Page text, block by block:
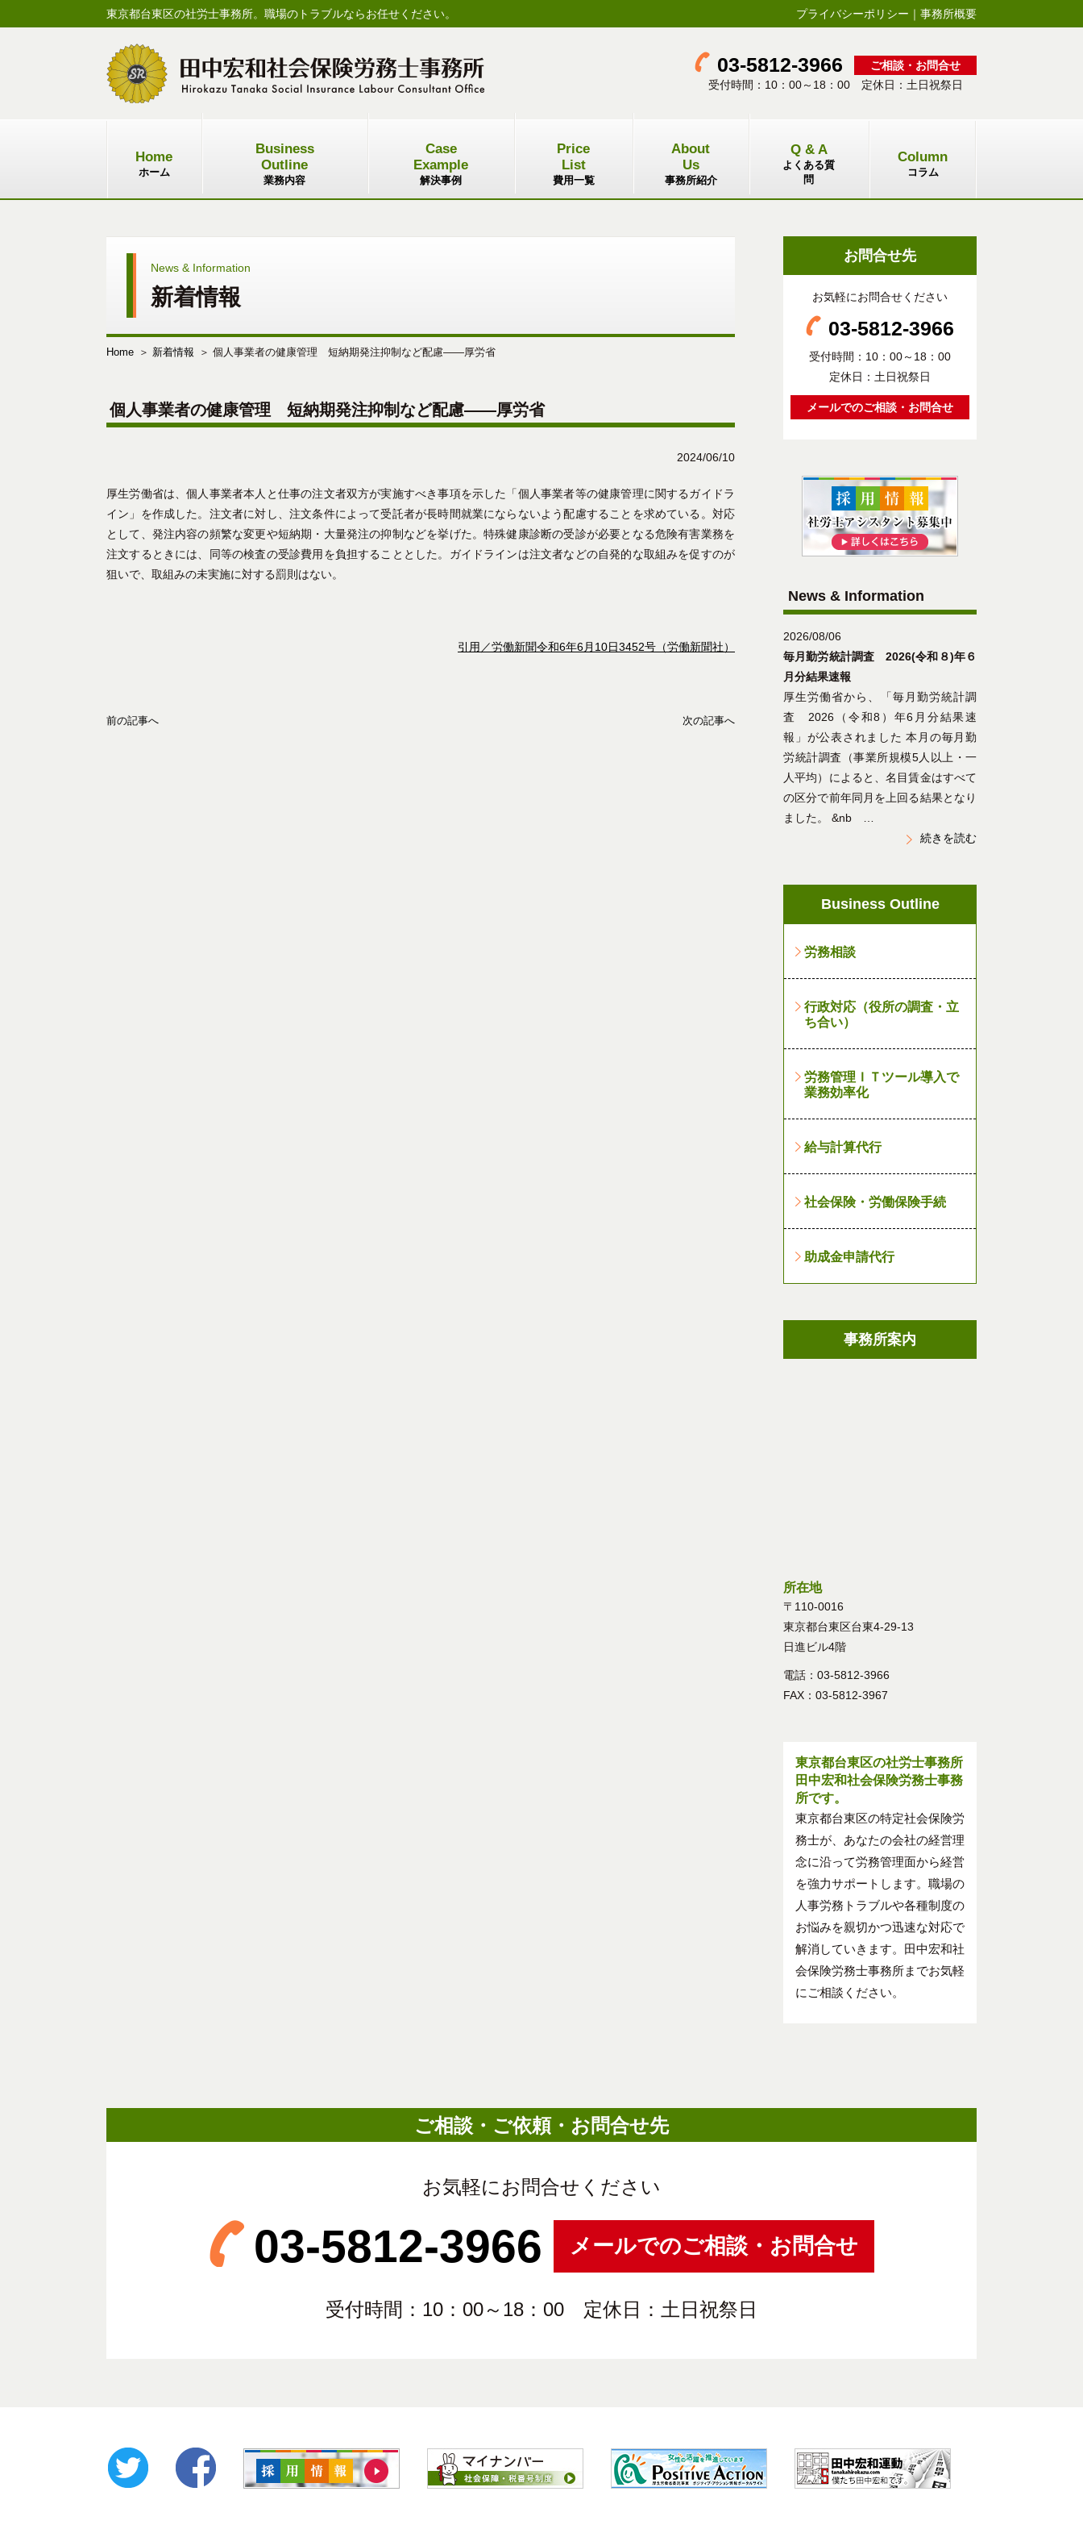
東京都台東区の社労士事務所。職場のトラブルならお任せください。 プライバシーポリシー ｜ 事務所概要
03-5812-3966
ご相談・お問合せ
受付時間：10：00～18：00 定休日：土日祝祭日
Home
ホーム
Business
Outline
業務内容
Case
Example
解決事例
Price
List
費用一覧
About
Us
事務所紹介
Q & A
よくある質
問
Column
コラム
News & Information
新着情報
Home 新着情報 個人事業者の健康管理 短納期発注抑制など配慮――厚労省
個人事業者の健康管理 短納期発注抑制など配慮――厚労省
2024/06/10
厚生労働省は、個人事業者本人と仕事の注文者双方が実施すべき事項を示した「個人事業者等の健康管理に関するガイドラ
イン」を作成した。注文者に対し、注文条件によって受託者が長時間就業にならないよう配慮することを求めている。対応
として、発注内容の頻繁な変更や短納期・大量発注の抑制などを挙げた。特殊健康診断の受診が必要となる危険有害業務を
注文するときには、同等の検査の受診費用を負担することとした。ガイドラインは注文者などの自発的な取組みを促すのが
狙いで、取組みの未実施に対する罰則はない。
引用／労働新聞令和6年6月10日3452号（労働新聞社）
前の記事へ 次の記事へ
お問合せ先
お気軽にお問合せください
03-5812-3966
受付時間：10：00～18：00
定休日：土日祝祭日
メールでのご相談・お問合せ
News & Information
2026/08/06
毎月勤労統計調査 2026(令和８)年６
月分結果速報
厚生労働省から、「毎月勤労統計調
査 2026（令和8）年6月分結果速
報」が公表されました 本月の毎月勤
労統計調査（事業所規模5人以上・一
人平均）によると、名目賃金はすべて
の区分で前年同月を上回る結果となり
ました。 &nb …
続きを読む
Business Outline
労務相談
行政対応（役所の調査・立
ち合い）
労務管理ＩＴツール導入で
業務効率化
給与計算代行
社会保険・労働保険手続
助成金申請代行
事務所案内
所在地
〒110-0016
東京都台東区台東4-29-13
日進ビル4階
電話：03-5812-3966
FAX：03-5812-3967
東京都台東区の社労士事務所
田中宏和社会保険労務士事務
所です。
東京都台東区の特定社会保険労
務士が、あなたの会社の経営理
念に沿って労務管理面から経営
を強力サポートします。職場の
人事労務トラブルや各種制度の
お悩みを親切かつ迅速な対応で
解消していきます。田中宏和社
会保険労務士事務所までお気軽
にご相談ください。
ご相談・ご依頼・お問合せ先
お気軽にお問合せください
03-5812-3966 メールでのご相談・お問合せ
受付時間：10：00～18：00 定休日：土日祝祭日